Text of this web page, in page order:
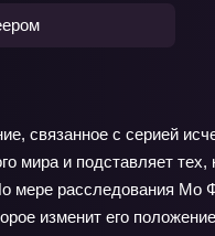
связанное с серией
мира и подставляет
мере расследования
изменит его